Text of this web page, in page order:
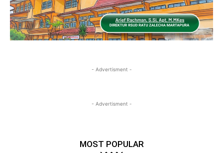
- Advertisment -
- Advertisment -
MOST POPULAR